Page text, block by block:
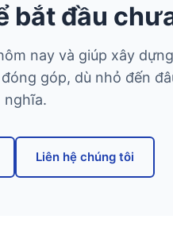
bắt đầu
nay và giúp xây
góp, dù nhỏ đến
nghĩa.
Liên hệ chúng tôi